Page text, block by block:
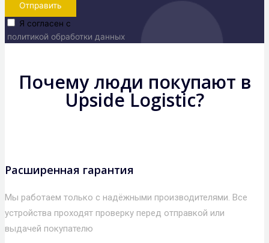
Отправить
Я согласен с
политикой обработки данных
Почему люди покупают в
Upside Logistic?
Расширенная гарантия
Мы работаем только с надёжными производителями. Все
устройства проходят проверку перед отправкой или
выдачей покупателю